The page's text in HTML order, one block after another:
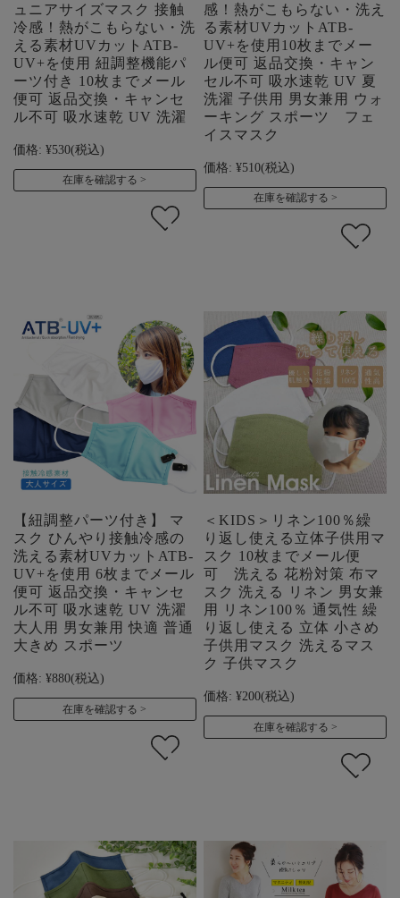
ュニアサイズマスク 接触
冷感！熱がこもらない・洗
える素材UVカットATB-
UV+を使用 紐調整機能パ
ーツ付き 10枚までメール
便可 返品交換・キャンセ
ル不可 吸水速乾 UV 洗濯
価格: ¥530(税込)
在庫を確認する
感！熱がこもらない・洗え
る素材UVカットATB-
UV+を使用10枚までメー
ル便可 返品交換・キャン
セル不可 吸水速乾 UV 夏
洗濯 子供用 男女兼用 ウォ
ーキング スポーツ フェ
イスマスク
価格: ¥510(税込)
在庫を確認する
【紐調整パーツ付き】 マ
スク ひんやり接触冷感の
洗える素材UVカットATB-
UV+を使用 6枚までメール
便可 返品交換・キャンセ
ル不可 吸水速乾 UV 洗濯
大人用 男女兼用 快適 普通
大きめ スポーツ
価格: ¥880(税込)
在庫を確認する
＜KIDS＞リネン100％繰
り返し使える立体子供用マ
スク 10枚までメール便
可 洗える 花粉対策 布マ
スク 洗える リネン 男女兼
用 リネン100％ 通気性 繰
り返し使える 立体 小さめ
子供用マスク 洗えるマス
ク 子供マスク
価格: ¥200(税込)
在庫を確認する